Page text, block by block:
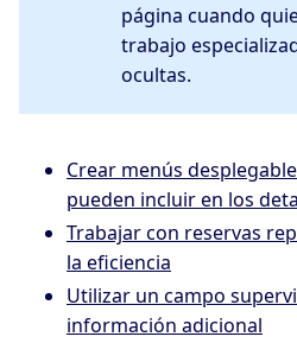
página cuando
trabajo
ocultas.
Crear menús
pueden incluir en los
Trabajar con reservas
la eficiencia
Utilizar un campo
información adicional